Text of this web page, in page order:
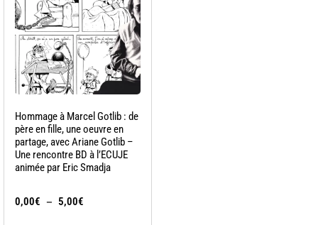
Hommage à Marcel Gotlib : de
père en fille, une oeuvre en
partage, avec Ariane Gotlib –
Une rencontre BD à l’ECUJE
animée par Eric Smadja
0,00€ – 5,00€